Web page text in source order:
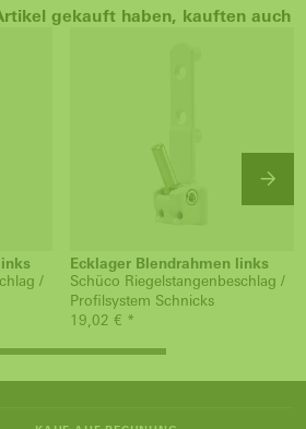
gekauft haben, kauften auch
/
Ecklager Blendrahmen links
Schüco Riegelstangenbeschlag /
Profilsystem Schnicks
19,02 € *